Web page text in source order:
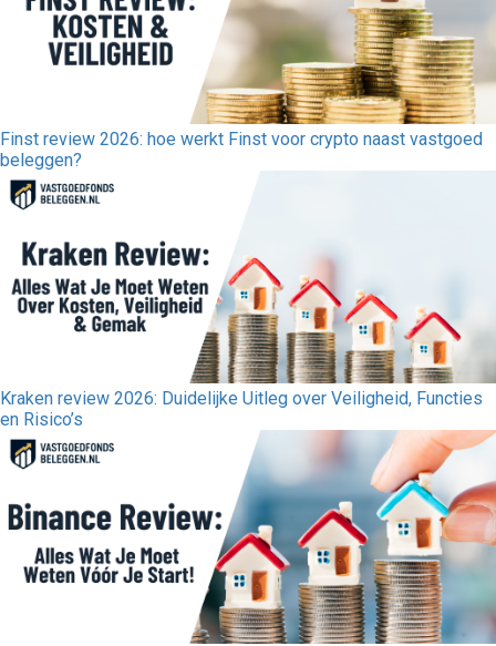
Finst review 2026: hoe werkt Finst voor crypto naast vastgoed
beleggen?
Kraken review 2026: Duidelijke Uitleg over Veiligheid, Functies
en Risico’s